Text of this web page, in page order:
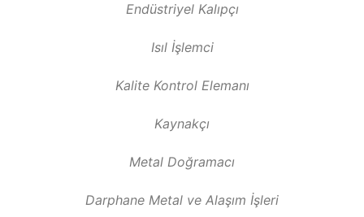
Endüstriyel Kalıpçı
Isıl İşlemci
Kalite Kontrol Elemanı
Kaynakçı
Metal Doğramacı
Darphane Metal ve Alaşım İşleri